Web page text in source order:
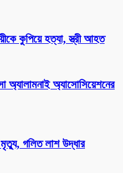
কুপিয়ে হত্যা, স্ত্রী আহত
অ্যালামনাই অ্যাসোসিয়েশনের
মৃত্যু, গলিত লাশ উদ্ধার